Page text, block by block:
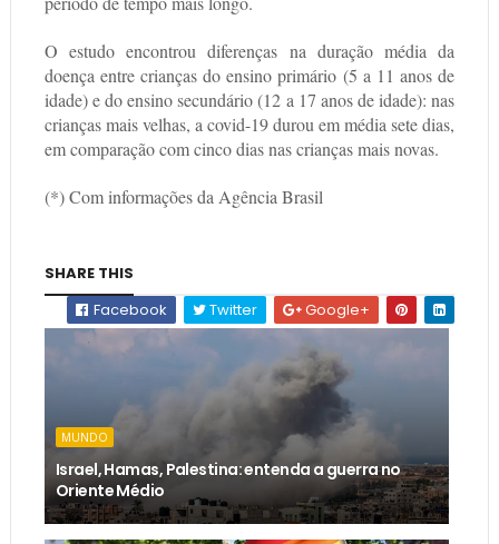
O estudo encontrou diferenças na duração média da
doença entre crianças do ensino primário (5 a 11 anos de
idade) e do ensino secundário (12 a 17 anos de idade): nas
crianças mais velhas, a covid-19 durou em média sete dias,
em comparação com cinco dias nas crianças mais novas.
(*) Com informações da Agência Brasil
SHARE THIS
Facebook
Twitter Google+
MUNDO
Israel, Hamas, Palestina: entenda a guerra no
Oriente Médio